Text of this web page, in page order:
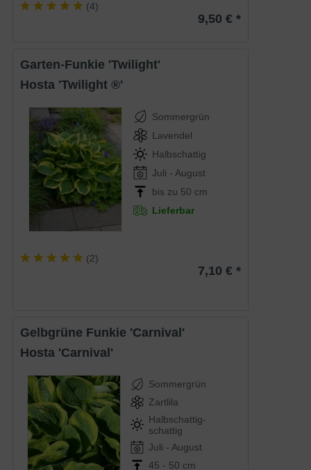
(4)
9,50 € *
Garten-Funkie 'Twilight'
Hosta 'Twilight ®'
Sommergrün
Lavendel
Halbschattig
Juli - August
bis zu 50 cm
Lieferbar
(2)
7,10 € *
Gelbgrüne Funkie 'Carnival'
Hosta 'Carnival'
Sommergrün
Zartlila
Halbschattig-
schattig
Juli - August
45 - 50 cm